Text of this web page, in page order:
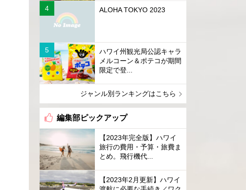
ALOHA TOKYO 2023
ハワイ州観光局公認キャラ
メルコーン＆ポテコが期間
限定で登...
ジャンル別ランキングはこちら
編集部ピックアップ
【2023年完全版】ハワイ
旅行の費用・予算・旅費ま
とめ。飛行機代...
【2023年2月更新】ハワイ